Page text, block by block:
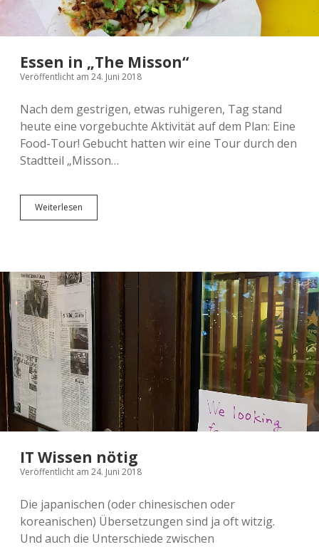
Essen in „The Misson“
Veröffentlicht am 24. Juni 2018
Nach dem gestrigen, etwas ruhigeren, Tag stand
heute eine vorgebuchte Aktivität auf dem Plan: Eine
Food-Tour! Gebucht hatten wir eine Tour durch den
Stadtteil „Misson…
Weiterlesen
in
IT Wissen nötig
Veröffentlicht am 24. Juni 2018
Die japanischen (oder chinesischen oder
koreanischen) Übersetzungen sind ja oft witzig.
Und auch die Unterschiede zwischen